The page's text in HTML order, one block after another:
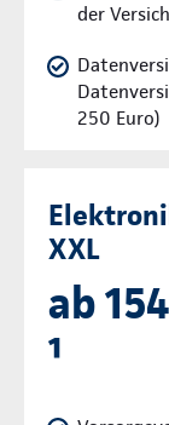
der
250 Euro)
XXL
ab
¹